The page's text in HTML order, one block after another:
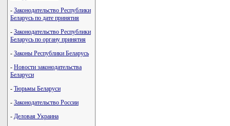
- Законодательство Республики
Беларусь по дате принятия
- Законодательство Республики
Беларусь по органу принятия
- Законы Республики Беларусь
- Новости законодательства
Беларуси
- Тюрьмы Беларуси
- Законодательство России
- Деловая Украина